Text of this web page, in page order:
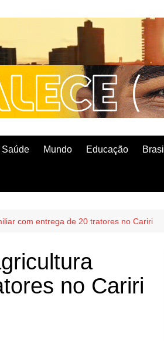
Saúde Mundo Educação Brasil
com entrega de 20 tratores no Cariri
no Cariri